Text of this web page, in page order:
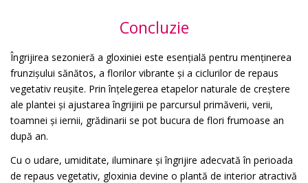
Concluzie
Îngrijirea sezonieră a gloxiniei este esențială pentru menținerea
frunzișului sănătos, a florilor vibrante și a ciclurilor de repaus
vegetativ reușite. Prin înțelegerea etapelor naturale de creștere
ale plantei și ajustarea îngrijirii pe parcursul primăverii, verii,
toamnei și iernii, grădinarii se pot bucura de flori frumoase an
după an.
Cu o udare, umiditate, iluminare și îngrijire adecvată în perioada
de repaus vegetativ, gloxinia devine o plantă de interior atractivă